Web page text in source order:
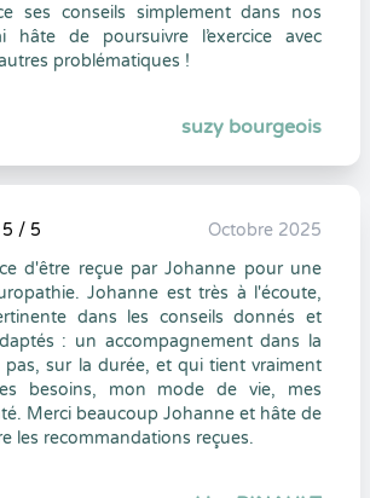
ses conseils simplement dans nos
hâte de poursuivre l’exercice avec
problématiques !
suzy bourgeois
5 / 5
Octobre 2025
d'être reçue par Johanne pour une
Johanne est très à l'écoute,
dans les conseils donnés et
: un accompagnement dans la
pas, sur la durée, et qui tient vraiment
besoins, mon mode de vie, mes
Merci beaucoup Johanne et hâte de
les recommandations reçues.